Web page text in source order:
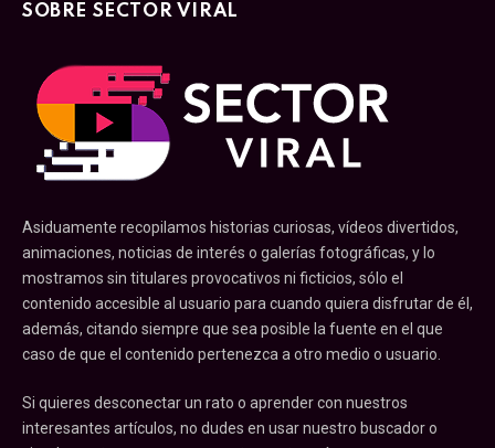
SOBRE SECTOR VIRAL
Asiduamente recopilamos historias curiosas, vídeos divertidos,
animaciones, noticias de interés o galerías fotográficas, y lo
mostramos sin titulares provocativos ni ficticios, sólo el
contenido accesible al usuario para cuando quiera disfrutar de él,
además, citando siempre que sea posible la fuente en el que
caso de que el contenido pertenezca a otro medio o usuario.
Si quieres desconectar un rato o aprender con nuestros
interesantes artículos, no dudes en usar nuestro buscador o